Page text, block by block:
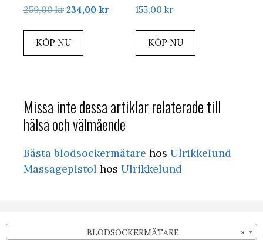
259,00kr Det
var:
234,00 krDet
KÖP NU
155,00kr
KÖP NU
Missa inte dessa artiklar relaterade till
hälsa och välmående
Bästa blodsockermätare hos Ulrikkelund
Massagepistol hos Ulrikkelund
×
BLODSOCKERMÄTARE